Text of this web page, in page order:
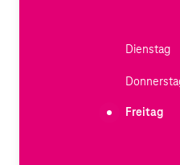
Dienstag
Freitag